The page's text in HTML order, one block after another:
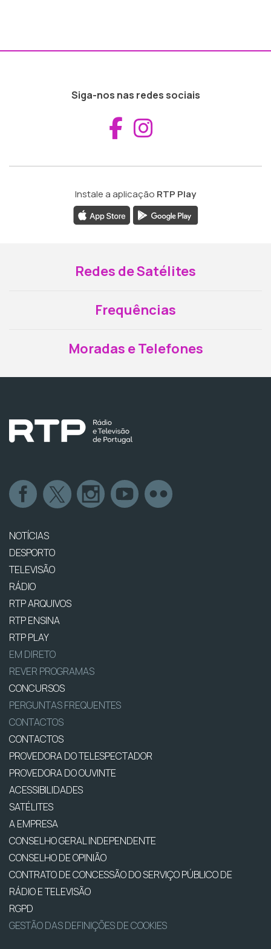
Siga-nos nas redes sociais
Aceder ao
Instale a aplicação RTP Play
Redes de Satélites
Frequências
Moradas e Telefones
NOTÍCIAS
DESPORTO
TELEVISÃO
RÁDIO
RTP ARQUIVOS
RTP ENSINA
RTP PLAY
EM DIRETO
REVER PROGRAMAS
CONCURSOS
PERGUNTAS FREQUENTES
CONTACTOS
CONTACTOS
PROVEDORA DO TELESPECTADOR
PROVEDORA DO OUVINTE
ACESSIBILIDADES
SATÉLITES
A EMPRESA
CONSELHO GERAL INDEPENDENTE
CONSELHO DE OPINIÃO
CONTRATO DE CONCESSÃO DO SERVIÇO PÚBLICO DE
RÁDIO E TELEVISÃO
RGPD
GESTÃO DAS DEFINIÇÕES DE COOKIES